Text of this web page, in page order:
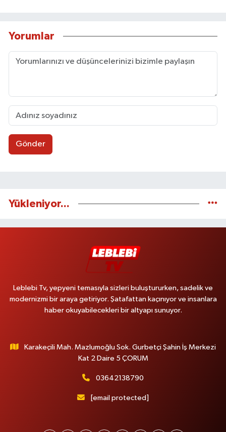
Yorumlar
Gönder
Yükleniyor...
Leblebi Tv, yepyeni temasıyla sizleri buluştururken, sadelik ve
modernizmi bir araya getiriyor. Şatafattan kaçınıyor ve insanlara
haber okuyabilecekleri bir altyapı sunuyor.
Karakeçili Mah. Mazlumoğlu Sok. Gurbetçi Şahin İş Merkezi
Kat 2 Daire 5 ÇORUM
03642138790
[email protected]